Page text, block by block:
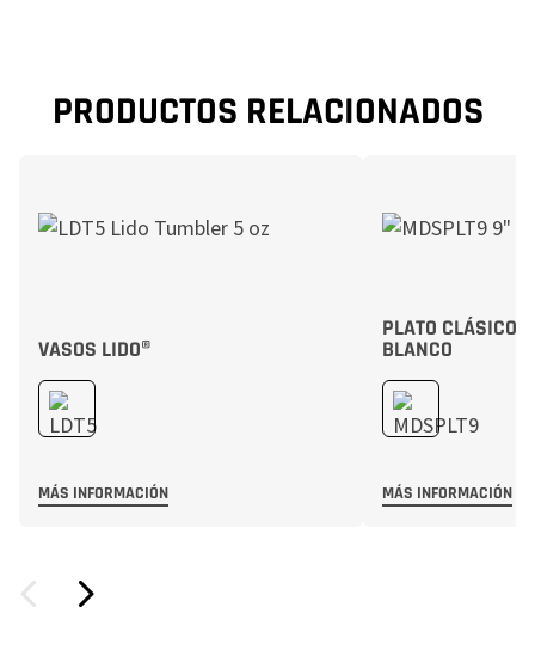
PRODUCTOS RELACIONADOS
VASOS LIDO®
MÁS INFORMACIÓN
PLATO CLÁSICO
BLANCO
MÁS INFORMACIÓN